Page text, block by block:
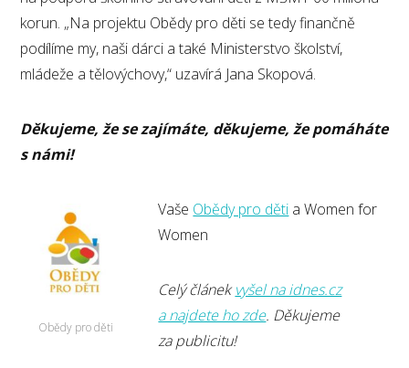
korun. „Na projektu Obědy pro děti se tedy finančně
podílíme my, naši dárci a také Ministerstvo školství,
mládeže a tělovýchovy,“ uzavírá Jana Skopová.
Děkujeme, že se zajímáte, děkujeme, že pomáháte
s námi!
Obědy pro děti
Vaše Obědy pro děti a Women for
Women
Celý článekvyšel na idnes.cz
a najdete ho zde. Děkujeme
za publicitu!